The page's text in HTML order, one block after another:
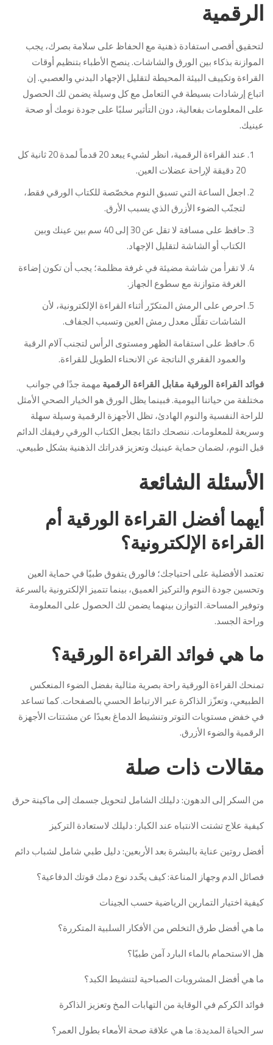
الرقمية
لتحقيق أقصى استفادة ذهنية مع الحفاظ على سلامة بصرك، يجب
الموازنة بذكاء بين الورق والشاشات. ينصح الأطباء بتنظيم أوقات
القراءة وتكييف البيئة المحيطة لتقليل الإجهاد البدني والعصبي. إن
اتباع إرشادات بسيطة في التعامل مع كل وسيلة يضمن لك الحصول
على المعلومات بفعالية، دون التأثير سلبًا على جودة نومك أو صحة
عينيك.
عند القراءة الرقمية، انظر لشيء يبعد 20 قدماً لمدة 20 ثانية كل
20 دقيقة لإراحة عضلات العين.
اجعل الساعة التي تسبق النوم مخصّصة للكتاب الورقي فقط،
لتجنّب الضوء الأزرق الذي يسبب الأرق.
حافظ على مسافة لا تقل عن 30 إلى 40 سم بين عينك وبين
الكتاب أو الشاشة لتقليل الإجهاد.
لا تقرأ من شاشة مضيئة في غرفة مظلمة؛ يجب أن تكون إضاءة
الغرفة متوازنة مع سطوع الجهاز.
احرص على الرمش المتكرّر أثناء القراءة الإلكترونية، لأن
الشاشات تقلّل معدل رمش العين وتسبب الجفاف.
حافظ على استقامة الظهر ومستوى الرأس لتجنب آلام الرقبة
والعمود الفقري الناتجة عن الانحناء الطويل للقراءة.
فوائد القراءة الورقية مقابل القراءة الرقمية مهمة جدًا في جوانب
مختلفة من حياتنا اليومية. فبينما يظل الورق هو الخيار الصحي الأمثل
للراحة النفسية والنوم الهادئ، تظل الأجهزة الرقمية وسيلة سهلة
وسريعة للمعلومات. ننصحك دائمًا بجعل الكتاب الورقي رفيقك الدائم
قبل النوم، لضمان حماية عينيك وتعزيز قدراتك الذهنية بشكل طبيعي.
الأسئلة الشائعة
أيهما أفضل القراءة الورقية أم
القراءة الإلكترونية؟
تعتمد الأفضلية على احتياجك؛ فالورق يتفوق طبيًا في حماية العين
وتحسين جودة النوم والتركيز العميق، بينما تتميز الإلكترونية بالسرعة
وتوفير المساحة. التوازن بينهما يضمن لك الحصول على المعلومة
وراحة الجسد.
ما هي فوائد القراءة الورقية؟
تمنحك القراءة الورقية راحة بصرية مثالية بفضل الضوء المنعكس
الطبيعي، وتعزّز الذاكرة عبر الارتباط الحسي بالصفحات. كما تساعد
في خفض مستويات التوتر وتنشيط الدماغ بعيدًا عن مشتتات الأجهزة
الرقمية والضوء الأزرق.
مقالات ذات صلة
من السكر إلى الدهون: دليلك الشامل لتحويل جسمك إلى ماكينة حرق
كيفية علاج تشتت الانتباه عند الكبار: دليلك لاستعادة التركيز
أفضل روتين عناية بالبشرة بعد الأربعين: دليل طبي شامل لشباب دائم
فصائل الدم وجهاز المناعة: كيف يحّدد نوع دمك قوتك الدفاعية؟
كيفية اختيار التمارين الرياضية حسب الجينات
ما هي أفضل طرق التخلص من الأفكار السلبية المتكررة؟
هل الاستحمام بالماء البارد آمن طبيًا؟
ما هي أفضل المشروبات الصباحية لتنشيط الكبد؟
فوائد الكركم في الوقاية من التهابات المخ وتعزيز الذاكرة
سر الحياة المديدة: ما هي علاقة صحة الأمعاء بطول العمر؟